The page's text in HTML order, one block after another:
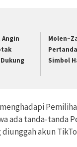
Angin
Simbol
ada tanda-tanda
diunggah akun